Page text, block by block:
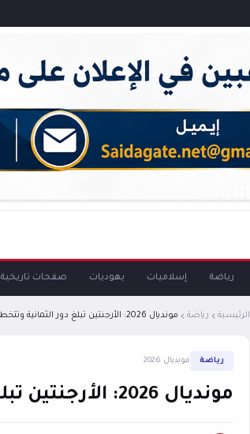
رياضة إسلاميات يهوديات صفحات تاريخية
الرئيسية رياضة
رياضة مونديال 2026
مونديال 2026: الأرجنتين تبلغ دور الثمانية وتتخطى مصر "بشق الأنفس"